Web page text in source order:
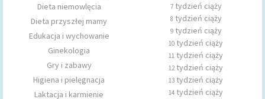
Dieta niemowlęcia
Dieta przyszłej mamy
Edukacja i wychowanie
Ginekologia
Gry i zabawy
Higiena i pielęgnacja
Laktacja i karmienie
7tydzień ciąży
8 tydzień ciąży
9tydzień ciąży
10 tydzień ciąży
11 tydzień ciąży
12tydzień ciąży
13 tydzień ciąży
14 tydzień ciąży